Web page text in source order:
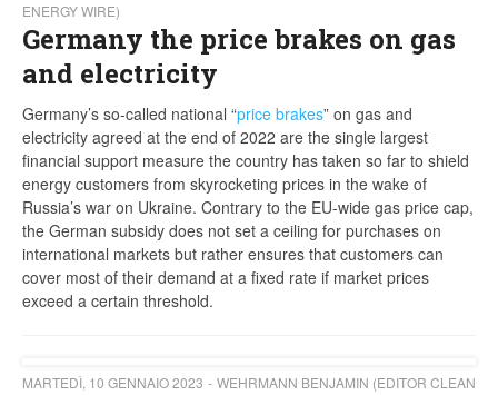
ENERGY WIRE)
Germany the price brakes on gas
and electricity
Germany’s so-called national “price brakes” on gas and
electricity agreed at the end of 2022 are the single largest
financial support measure the country has taken so far to shield
energy customers from skyrocketing prices in the wake of
Russia’s war on Ukraine. Contrary to the EU-wide gas price cap,
the German subsidy does not set a ceiling for purchases on
international markets but rather ensures that customers can
cover most of their demand at a fixed rate if market prices
exceed a certain threshold.
MARTEDÌ, 10 GENNAIO 2023
WEHRMANN BENJAMIN (EDITOR CLEAN